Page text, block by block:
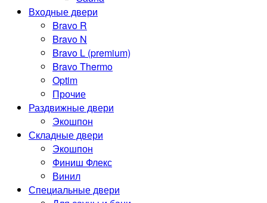
Входные двери
Bravo R
Bravo N
Bravo L (premium)
Bravo Thermo
Optim
Прочие
Раздвижные двери
Экошпон
Складные двери
Экошпон
Финиш Флекс
Винил
Специальные двери